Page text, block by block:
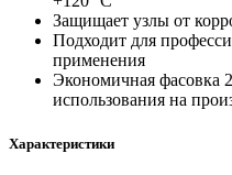
Защищает узлы от
Подходит для
применения
Экономичная фасовка
использования на
Характеристики